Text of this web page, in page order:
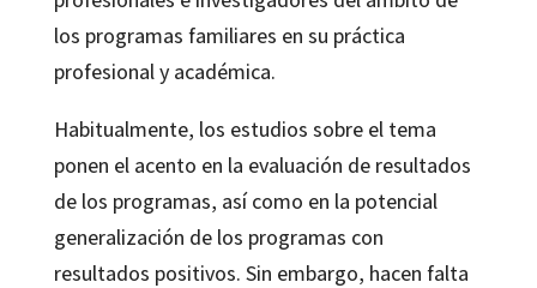
los programas familiares en su práctica
profesional y académica.
Habitualmente, los estudios sobre el tema
ponen el acento en la evaluación de resultados
de los programas, así como en la potencial
generalización de los programas con
resultados positivos. Sin embargo, hacen falta